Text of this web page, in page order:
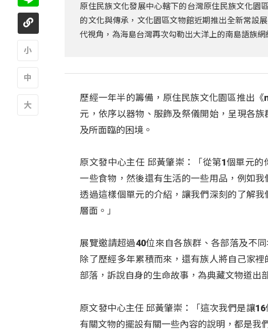
原住民族文化發展中心轄下的台灣原住民族文化園
的文化與傳承，文化園區文物館近期推出全新常設
代視角，為海島台灣再次勾勒出大洋上的南島語族網
歷經一年半的籌備，原住民族文化園區推出
元，依序以器物、服飾及祭儀開始，呈現各
及所面臨的困境。
原文發中心主任 邱黃肇崇：「從第1個單元
一些食物，然後還有生活的一些用品，例如
透過這樣個單元的介紹，讓我們深刻的了解
層面。」
展覽邀請超過40位來自各族群、各部落及不
除了歷經多年累積而來，還有族人將自己家
部落，訴說自身的生命故事，為典藏文物道出
原文發中心主任 邱黃肇崇：「這次我們是讓
有關文物的擺設有關一些內容的說明，都是我